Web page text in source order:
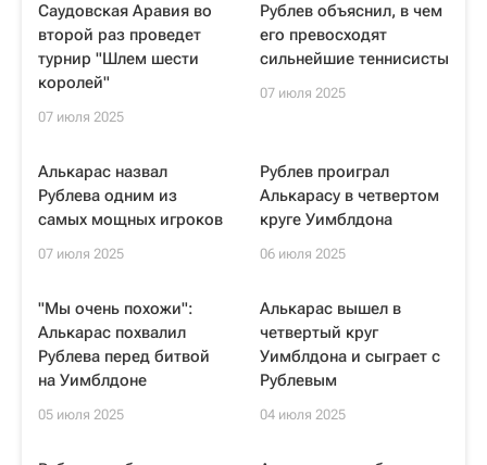
Саудовская Аравия во
второй раз проведет
турнир "Шлем шести
королей"
07 июля 2025
Рублев объяснил, в чем
его превосходят
сильнейшие теннисисты
07 июля 2025
Алькарас назвал
Рублева одним из
самых мощных игроков
07 июля 2025
Рублев проиграл
Алькарасу в четвертом
круге Уимблдона
06 июля 2025
"Мы очень похожи":
Алькарас похвалил
Рублева перед битвой
на Уимблдоне
05 июля 2025
Алькарас вышел в
четвертый круг
Уимблдона и сыграет с
Рублевым
04 июля 2025